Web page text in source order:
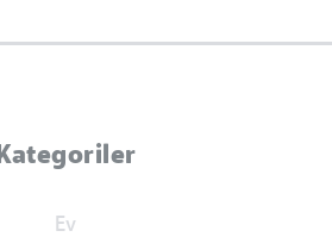
Kategoriler
Ev